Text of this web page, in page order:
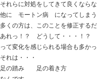
インソールを作り
痛みを緩和させるため
趣味のハイキング・登
ケアをしても良くならず
ネットで見ていくと